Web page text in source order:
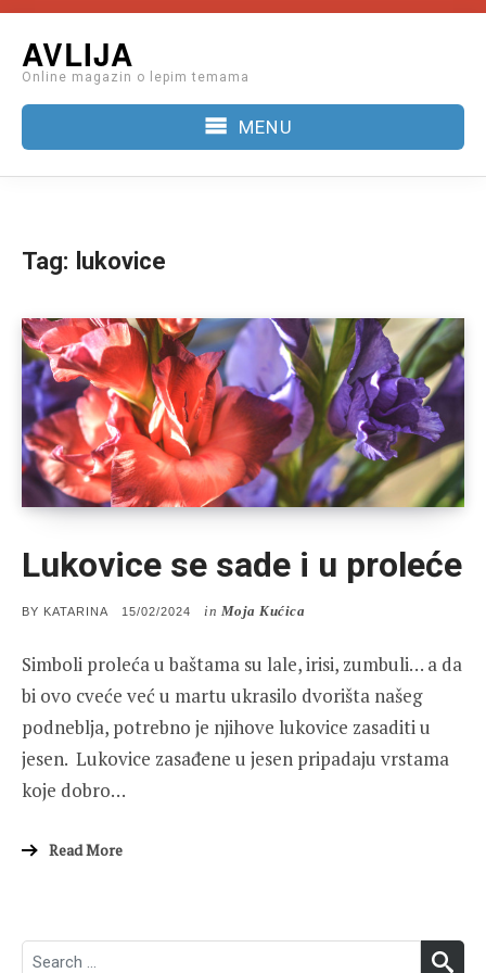
content
AVLIJA
Online magazin o lepim temama
MENU
Tag: lukovice
Lukovice se sade i u proleće
BY KATARINA
POSTED
15/02/2024 in Moja Kućica
Simboli proleća u baštama su lale, irisi, zumbuli… a da
bi ovo cveće već u martu ukrasilo dvorišta našeg
podneblja, potrebno je njihove lukovice zasaditi u
jesen. Lukovice zasađene u jesen pripadaju vrstama
koje dobro…
Read More
Search